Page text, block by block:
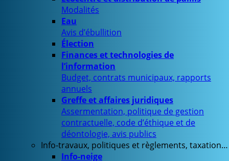
Modalités
Eau
Avis d’ébullition
Élection
Finances et technologies de
l’information
Budget, contrats municipaux, rapports
annuels
Greffe et affaires juridiques
Assermentation, politique de gestion
contractuelle, code d’éthique et de
déontologie, avis publics
Info-travaux, politiques et règlements, taxation…
Info-neige